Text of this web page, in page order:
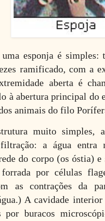
uma esponja é
ramificado, com a
aberta é
à abertura principal do
animais do filo
muito simples,
a água entra
do corpo (os óstia)
por células
as contrações da
A cavidade
por buracos